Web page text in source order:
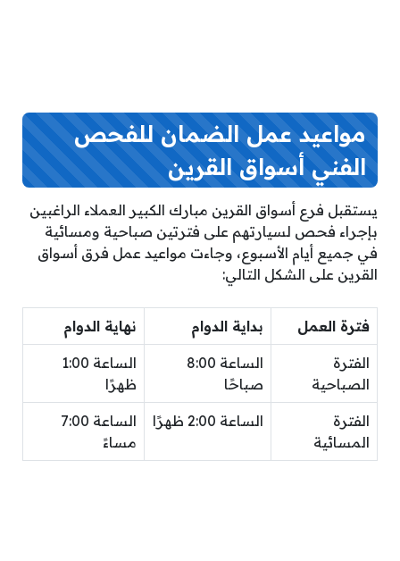
مواعيد عمل الضمان للفحص
الفني أسواق القرين
يستقبل فرع أسواق القرين مبارك الكبير العملاء الراغبين
بإجراء فحص لسيارتهم على فترتين صباحية ومسائية
في جميع أيام الأسبوع، وجاءت مواعيد عمل فرق أسواق
القرين على الشكل التالي:
فترة العمل بداية الدوام نهاية الدوام
الفترة
الصباحية
الساعة 8:00
صباحًا
الساعة 1:00
ظهرًا
الفترة
المسائية
الساعة 2:00 ظهرًا
الساعة 7:00
مساءً